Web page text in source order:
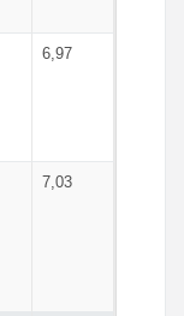
6,97
7,03